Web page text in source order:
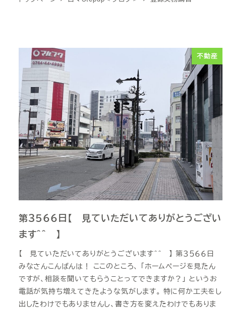
不動産
第３５６６日【 見ていただいてありがとうござい
ます＾＾ 】
【 見ていただいてありがとうございます＾＾ 】 第３５６６日
みなさんこんばんは！ ここのところ、 「ホームページを見たん
ですが、相談を聞いてもらうことってできますか？」 というお
電話が気持ち増えてきたような気がします。 特に何か工夫をし
出したわけでもありませんし、書き方を変えたわけでもありま